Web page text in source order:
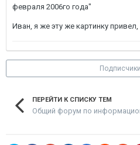
февраля 2006го года"
Иван, я же эту же картинку
Подписчики
ПЕРЕЙТИ К СПИСКУ ТЕМ
Общий форум по